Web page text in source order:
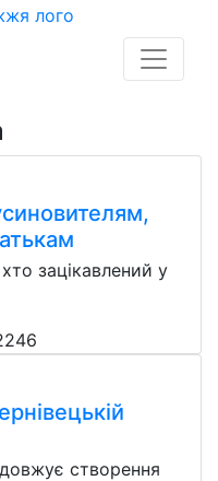
зацікавлений у
створення